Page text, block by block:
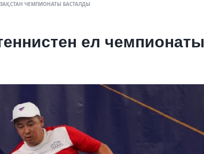
ЧЕМПИОНАТЫ БАСТАЛДЫ
ел чемпионаты